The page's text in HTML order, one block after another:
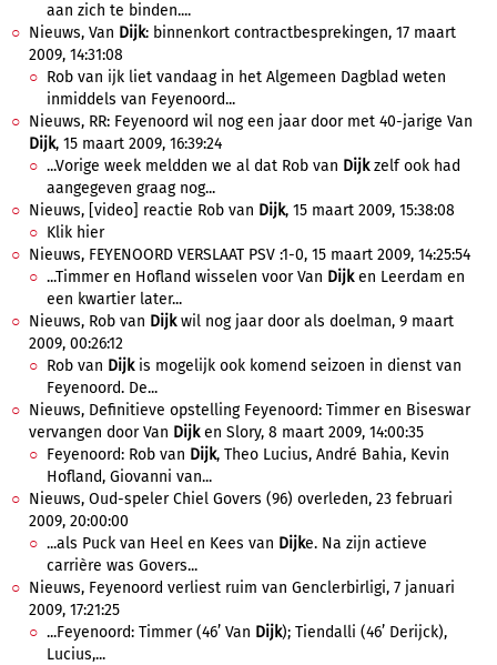
aan zich te binden....
Nieuws, Van Dijk: binnenkort contractbesprekingen, 17 maart
2009, 14:31:08
Rob van ijk liet vandaag in het Algemeen Dagblad weten
inmiddels van Feyenoord...
Nieuws, RR: Feyenoord wil nog een jaar door met 40-jarige Van
Dijk, 15 maart 2009, 16:39:24
...Vorige week meldden we al dat Rob van Dijkzelf ook had
aangegeven graag nog...
Nieuws, [video] reactie Rob van Dijk, 15 maart 2009, 15:38:08
Klik hier
Nieuws, FEYENOORD VERSLAAT PSV :1-0, 15 maart 2009, 14:25:54
...Timmer en Hofland wisselen voor Van Dijken Leerdam en
een kwartier later...
Nieuws, Rob van Dijkwil nog jaar door als doelman, 9 maart
2009, 00:26:12
Rob van Dijkis mogelijk ook komend seizoen in dienst van
Feyenoord. De...
Nieuws, Definitieve opstelling Feyenoord: Timmer en Biseswar
vervangen door Van Dijken Slory, 8 maart 2009, 14:00:35
Feyenoord: Rob van Dijk, Theo Lucius, André Bahia, Kevin
Hofland, Giovanni van...
Nieuws, Oud-speler Chiel Govers (96) overleden, 23 februari
2009, 20:00:00
...als Puck van Heel en Kees van Dijke. Na zijn actieve
carrière was Govers...
Nieuws, Feyenoord verliest ruim van Genclerbirligi, 7 januari
2009, 17:21:25
...Feyenoord: Timmer (46’ Van Dijk); Tiendalli (46’ Derijck),
Lucius,...